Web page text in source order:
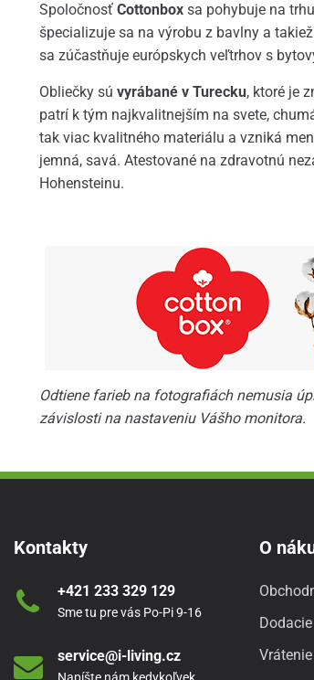
Spoločnosť Cottonboxsa pohybuje na
špecializuje sa na výrobu z bavlny a
sa zúčastňuje európskych veľtrhov s
Obliečky sú vyrábané v Turecku, ktoré je
patrí k tým najkvalitnejším na svete,
tak viac kvalitného materiálu a vzniká
jemná, savá. Atestované na zdravotnú
Hohensteinu.
Odtiene farieb na fotografiách nemusia
závislosti na nastaveniu Vášho monitora.
Kontakty
+421 233 329 129
Sme tu pre vás Po-Pi 9-16
service@i-living.cz
O